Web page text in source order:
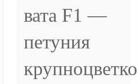
вата F1 —
петуния